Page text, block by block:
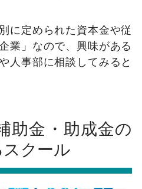
に定められた資本金や従
業」なので、興味がある
人事部に相談してみると
助金・助成金の
クール